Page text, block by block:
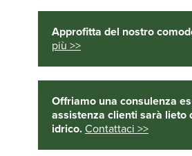
Approfitta del nostro
più >>
Offriamo una consulenza
assistenza clienti sarà
idrico.Contattaci >>